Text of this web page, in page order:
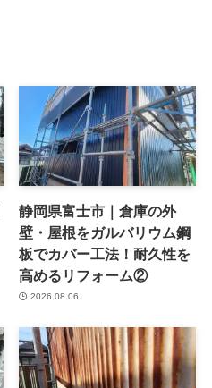
静岡県富士市｜倉庫の外
壁・屋根をガルバリウム鋼
板でカバー工法！耐久性を
高めるリフォーム②
2026.08.06